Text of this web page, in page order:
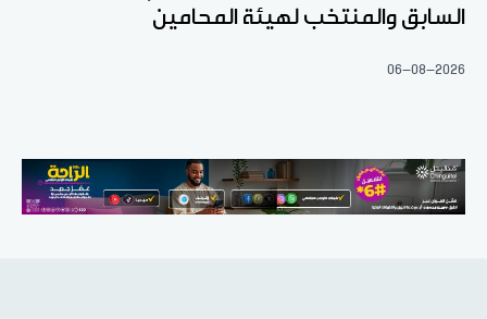
السابق والمنتخب لهيئة المحامين
06-08-2026